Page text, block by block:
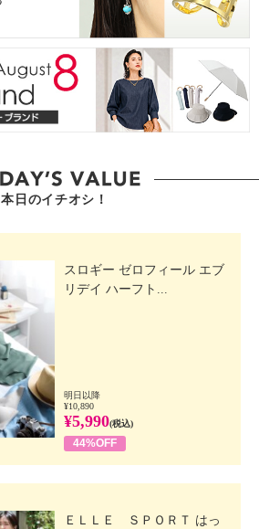
本日のイチオシ！
スロギー ゼロフィール エブ
リデイ ハーフト...
明日以降
¥10,890
¥5,990(税込)
44%OFF
ＥＬＬＥ ＳＰＯＲＴ はっ